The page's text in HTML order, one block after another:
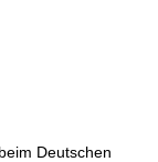
Deutschen